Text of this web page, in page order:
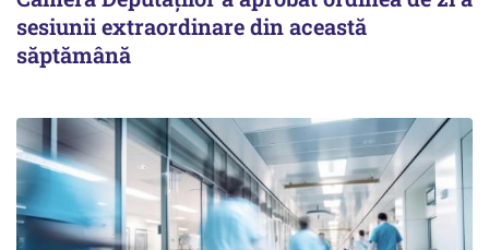
sesiunii extraordinare din această
săptămână